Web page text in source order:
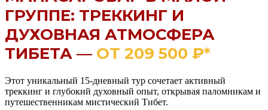
ГРУППЕ: ТРЕККИНГ И
ДУХОВНАЯ АТМОСФЕРА
ТИБЕТА — ОТ 209 500 ₽*
Этот уникальный 15-дневный тур сочетает активный
треккинг и глубокий духовный опыт, открывая паломникам и
путешественникам мистический Тибет.